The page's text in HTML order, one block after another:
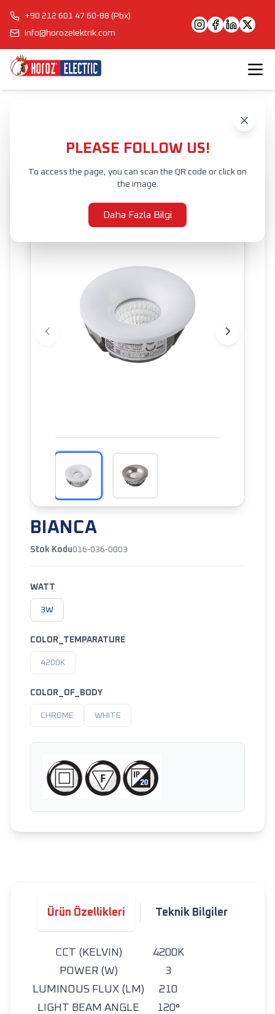
+90 212 601 47 60-88 (Pbx)
info@horozelektrik.com
PLEASE FOLLOW US!
To access the page, you can scan the QR code or click on
the image.
Daha Fazla Bilgi
BIANCA
Stok Kodu016-036-0003
WATT
3W
COLOR_TEMPARATURE
4200K
COLOR_OF_BODY
CHROME WHITE
Ürün Özellikleri Teknik Bilgiler
CCT (KELVIN)
4200K
POWER (W)
3
LUMINOUS FLUX (LM)
210
LIGHT BEAM ANGLE
120°